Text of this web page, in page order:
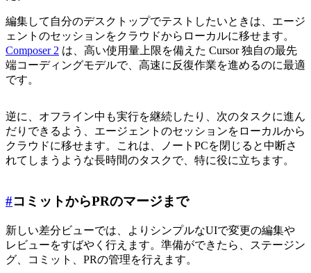
編集して自分のデスクトップでテストしたいときは、エージ
ェントのセッションをクラウドからローカルに移せます。
Composer 2 は、高い使用量上限を備えた Cursor 独自の最先
端コーディングモデルで、高速に反復作業を進めるのに最適
です。
逆に、オフライン中も実行を継続したり、次のタスクに進ん
だりできるよう、エージェントのセッションをローカルから
クラウドに移せます。これは、ノートPCを閉じると中断さ
れてしまうような長時間のタスクで、特に役に立ちます。
#コミットからPRのマージまで
新しい差分ビューでは、よりシンプルなUIで変更の編集や
レビューをすばやく行えます。準備ができたら、ステージン
グ、コミット、PRの管理を行えます。